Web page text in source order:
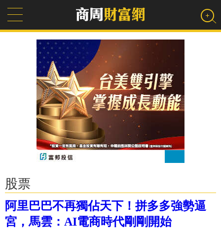
股票
阿里巴巴不再獨佔天下！拼多多強勢逼
宮，馬雲：AI電商時代剛剛開始